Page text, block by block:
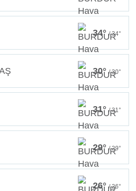
34°/ 34°
30°/ 30°
31°/ 31°
29°/ 29°
26°/ 26°